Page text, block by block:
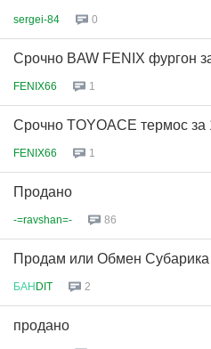
sergei-84 0
Срочно BAW FENIX фургон
FENIX66 1
Срочно TOYOACE термос за
FENIX66 1
Продано
-=ravshan=- 86
Продам или Обмен Субарика
БАНDIT 2
продано